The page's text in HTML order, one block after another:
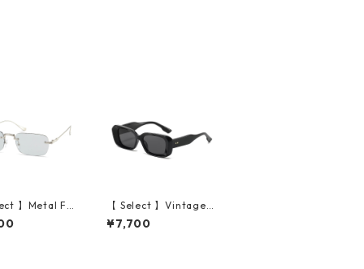
】Metal Fla
Squarer
#1 (Silve
【 Select 】Vintage
Retro Square Style S
unglasses (Black/Gr
¥7,700